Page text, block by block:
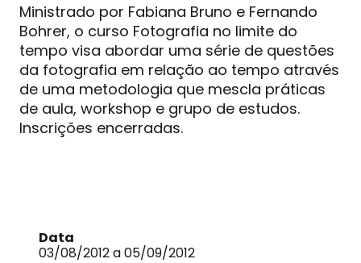
Ministrado por Fabiana Bruno e Fernando
Bohrer, o curso Fotografia no limite do
tempo visa abordar uma série de questões
da fotografia em relação ao tempo através
de uma metodologia que mescla práticas
de aula, workshop e grupo de estudos.
Inscrições encerradas.
Data
03/08/2012 a 05/09/2012